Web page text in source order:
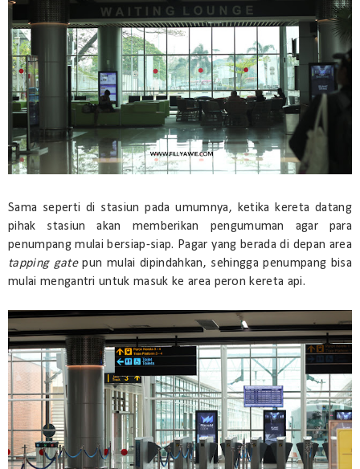
Sama seperti di stasiun pada umumnya, ketika kereta datang
pihak stasiun akan memberikan pengumuman agar para
penumpang mulai bersiap-siap. Pagar yang berada di depan area
tapping gatepun mulai dipindahkan, sehingga penumpang bisa
mulai mengantri untuk masuk ke area peron kereta api.